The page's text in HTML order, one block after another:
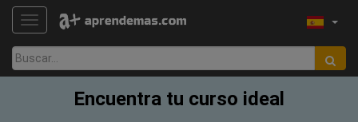
TOGGLE NAVIGATION
Buscar:
Encuentra tu curso ideal